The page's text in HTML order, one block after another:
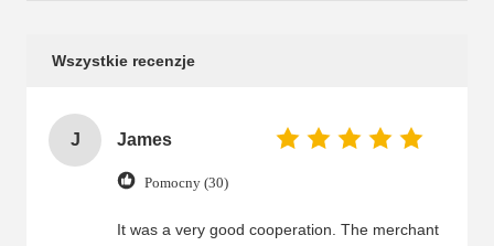
Wszystkie recenzje
J James
Pomocny (30)
It was a very good cooperation. The merchant